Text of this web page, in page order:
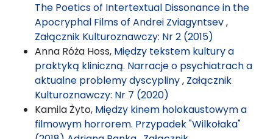
The Poetics of Intertextual Dissonance in the
Apocryphal Films of Andrei Zviagyntsev,
Załącznik Kulturoznawczy: Nr 2 (2015)
Anna Róża Hoss, Między tekstem kultury a
praktyką kliniczną. Narracje o psychiatrach a
aktualne problemy dyscypliny, Załącznik
Kulturoznawczy: Nr 7 (2020)
Kamila Żyto, Między kinem holokaustowym a
filmowym horrorem. Przypadek "Wilkołaka"